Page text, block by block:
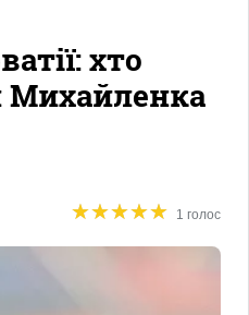
хто
Михайленка
★★★★★
★★★★★ 1 голос